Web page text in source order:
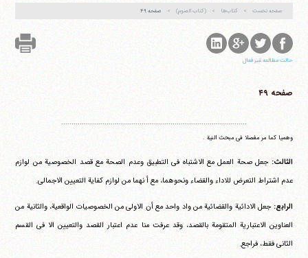
صفحه نخست
کتاب‌ها (کتاب الصوم) صفحه ۴۹
حالت مطالعه غیر فعال
صفحه ۴۹
..........................................................................................
وهمیا کما مر مفصلا فی مبحث النیة .
الثالث:جعل صحة العمل مع الاشتباه فی التطبیق وعدم الصحة مع قصد الخصوصیة من لوازم
عدم اشتراط التعرض للاداء والقضاء ونحوهما، مع أ نهما من لوازم کفایة التعیین الاجمالی.
الرابع:جعل الادائیة والقضائیة من واد واحد مع أن الاولی من الخصوصیات الواقعیة، والثانیة من
العناوین الاعتباریة المتقومة بالقصد، وقد عرفت منا عدم اعتبار القصد والتعیین الا فی القسم
الثانی فقط، فراجع.